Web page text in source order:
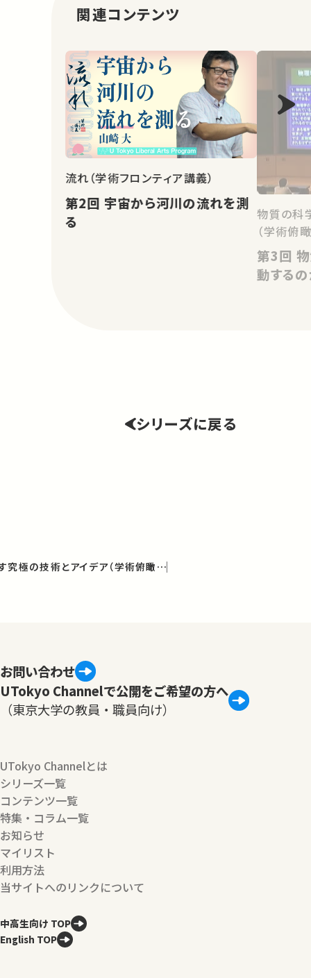
関連コンテンツ
流れ（学術フロンティア講義）
第2回 宇宙から河川の流れを測
る
物質の科
（学術俯
第3回 物質世界はどのように運
動する
シリーズに戻る
光の科学−未来を照らす究極の技術とアイデア（学術俯瞰講義）
お問い合わせ
UTokyo Channelで公開をご希望の方へ
（東京大学の教員・職員向け）
UTokyo Channelとは
シリーズ一覧
コンテンツ一覧
特集・コラム一覧
お知らせ
マイリスト
利用方法
当サイトへのリンクについて
中高生向け TOP
English TOP